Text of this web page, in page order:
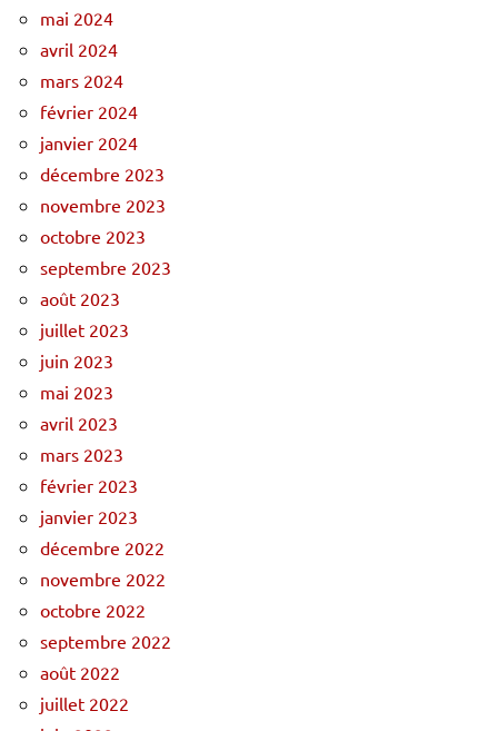
mai 2024
avril 2024
mars 2024
février 2024
janvier 2024
décembre 2023
novembre 2023
octobre 2023
septembre 2023
août 2023
juillet 2023
juin 2023
mai 2023
avril 2023
mars 2023
février 2023
janvier 2023
décembre 2022
novembre 2022
octobre 2022
septembre 2022
août 2022
juillet 2022